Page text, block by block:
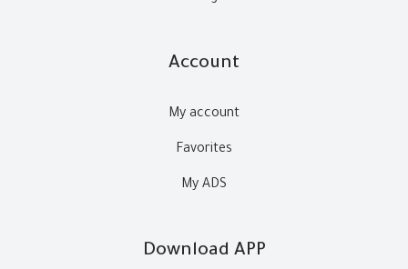
Account
My account
Favorites
My ADS
Download APP